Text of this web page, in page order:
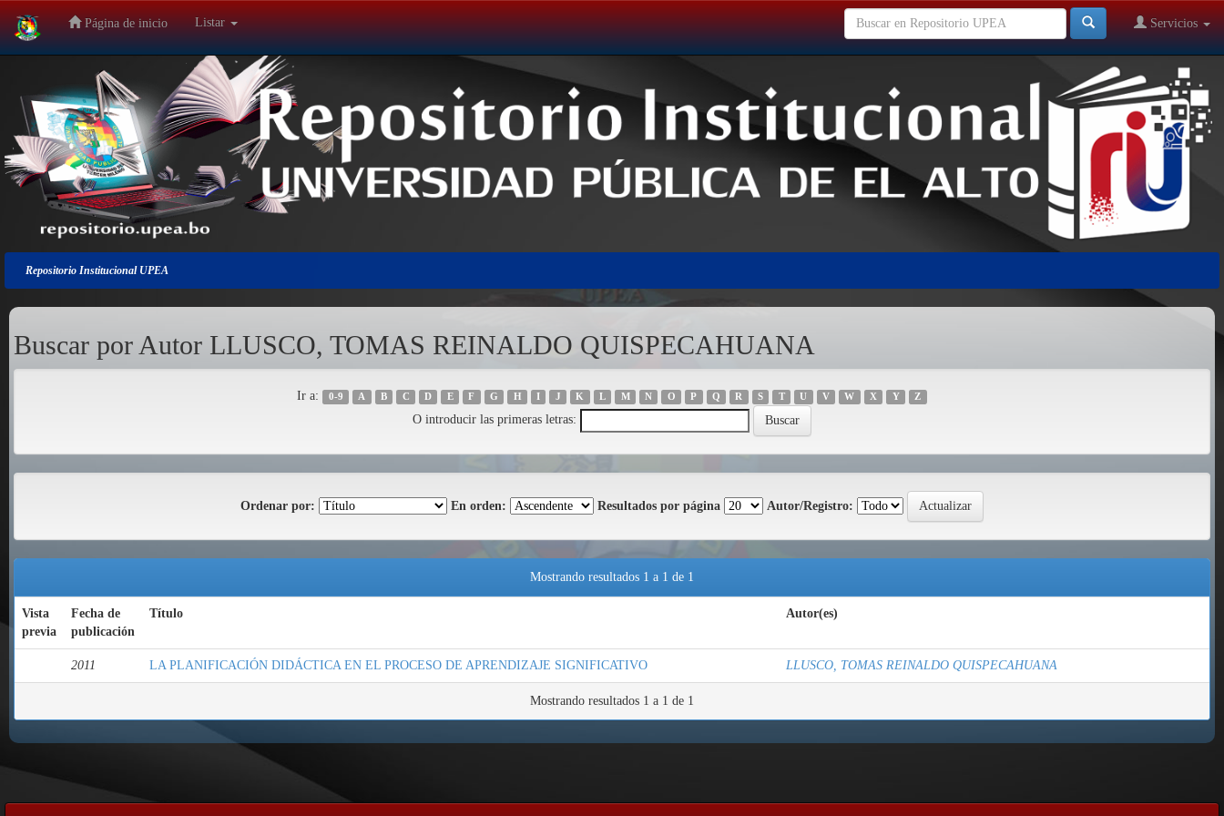
Salir
navegación
Página de inicio Listar Servicios
Repositorio Institucional UPEA
Buscar por Autor LLUSCO, TOMAS REINALDO QUISPECAHUANA
Ir a: 0-9 A B C D E F G H I J K L M N O P Q R S T U V W X Y Z
O introducir las primeras letras:
Ordenar por: En orden: Resultados por página Autor/Registro:
Mostrando resultados 1 a 1 de 1
Vista
previa
Fecha de
publicación
Título Autor(es)
2011 LA PLANIFICACIÓN DIDÁCTICA EN EL PROCESO DE APRENDIZAJE SIGNIFICATIVO LLUSCO, TOMAS REINALDO QUISPECAHUANA
Mostrando resultados 1 a 1 de 1